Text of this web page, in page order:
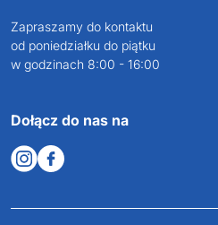
Zapraszamy do kontaktu
od poniedziałku do piątku
w godzinach 8:00 - 16:00
Dołącz do nas na